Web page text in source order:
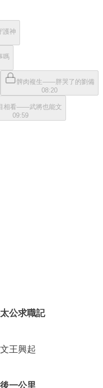
護神
嗎
髀肉複生——胖哭了的劉備
08:20
相看——武將也能文
09:59
公求職記
王興起
一公里